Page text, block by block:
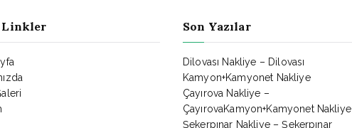
Linkler Son Yazılar
Dilovası Nakliye – Dilovası
Kamyon+Kamyonet Nakliye
Çayırova Nakliye –
ÇayırovaKamyon+Kamyonet Nakliye
Şekerpınar Nakliye – Şekerpınar